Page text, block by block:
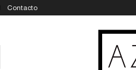
Contacto